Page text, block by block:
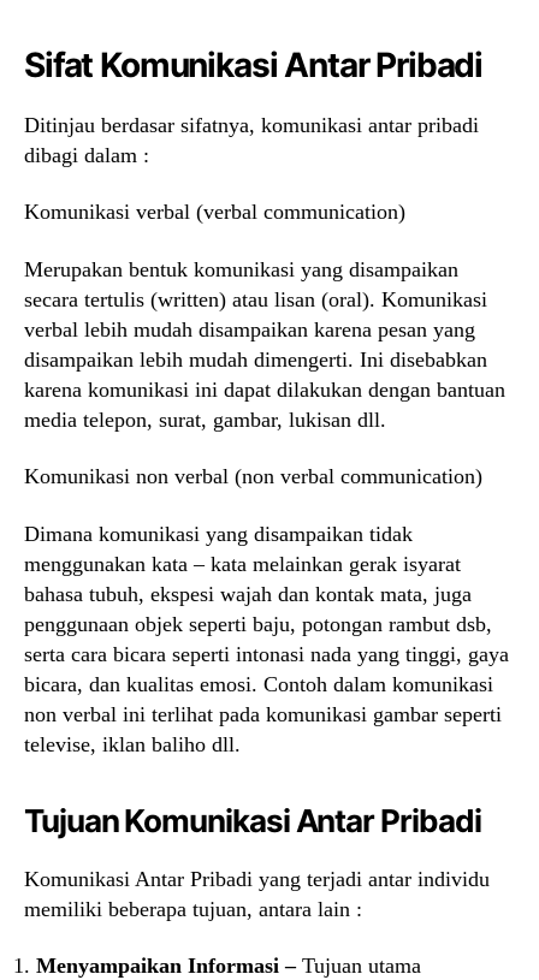
Sifat Komunikasi Antar Pribadi
Ditinjau berdasar sifatnya, komunikasi antar pribadi
dibagi dalam :
Komunikasi verbal (verbal communication)
Merupakan bentuk komunikasi yang disampaikan
secara tertulis (written) atau lisan (oral). Komunikasi
verbal lebih mudah disampaikan karena pesan yang
disampaikan lebih mudah dimengerti. Ini disebabkan
karena komunikasi ini dapat dilakukan dengan bantuan
media telepon, surat, gambar, lukisan dll.
Komunikasi non verbal (non verbal communication)
Dimana komunikasi yang disampaikan tidak
menggunakan kata – kata melainkan gerak isyarat
bahasa tubuh, ekspesi wajah dan kontak mata, juga
penggunaan objek seperti baju, potongan rambut dsb,
serta cara bicara seperti intonasi nada yang tinggi, gaya
bicara, dan kualitas emosi. Contoh dalam komunikasi
non verbal ini terlihat pada komunikasi gambar seperti
televise, iklan baliho dll.
Tujuan Komunikasi Antar Pribadi
Komunikasi Antar Pribadi yang terjadi antar individu
memiliki beberapa tujuan, antara lain :
Menyampaikan Informasi –Tujuan utama